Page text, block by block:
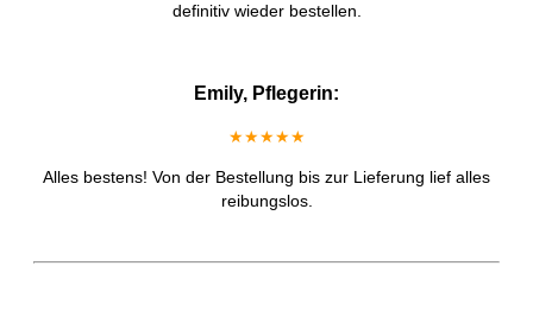
definitiv wieder bestellen.
Emily, Pflegerin:
★★★★★
Alles bestens! Von der Bestellung bis zur Lieferung lief alles
reibungslos.